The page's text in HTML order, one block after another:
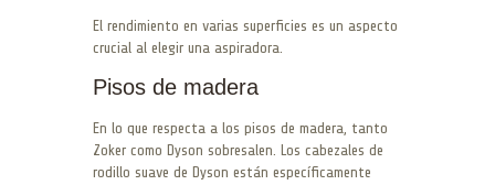
El rendimiento en varias superficies es un aspecto
crucial al elegir una aspiradora.
Pisos de madera
En lo que respecta a los pisos de madera, tanto
Zoker como Dyson sobresalen. Los cabezales de
rodillo suave de Dyson están específicamente